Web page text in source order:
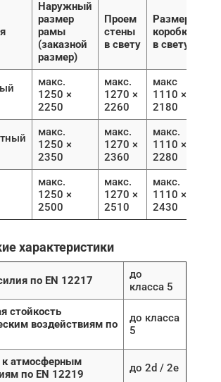
Наружный
размер
рамы
(заказной
размер)
Проем
стены
в свету
Размер
коробки
в свету
макс.
1250 ×
2250
макс.
1270 ×
2260
макс
1110 ×
2180
макс.
1250 ×
2350
макс.
1270 ×
2360
макс.
1110 ×
2280
макс.
1250 ×
2500
макс.
1270 ×
2510
макс.
1110 ×
2430
характеристики
по EN 12217
до
класса 5
стойкость
воздействиям по
до класса
5
к атмосферным
по EN 12219
до 2d / 2e